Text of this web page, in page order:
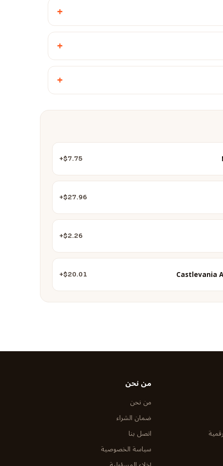
+
+
+
$7.75+
$27.96+
$2.26+
Castlevania
$20.01+
من نحن
من نحن
ضمان الشراء
اتصل بنا
سياسة الخصوصية